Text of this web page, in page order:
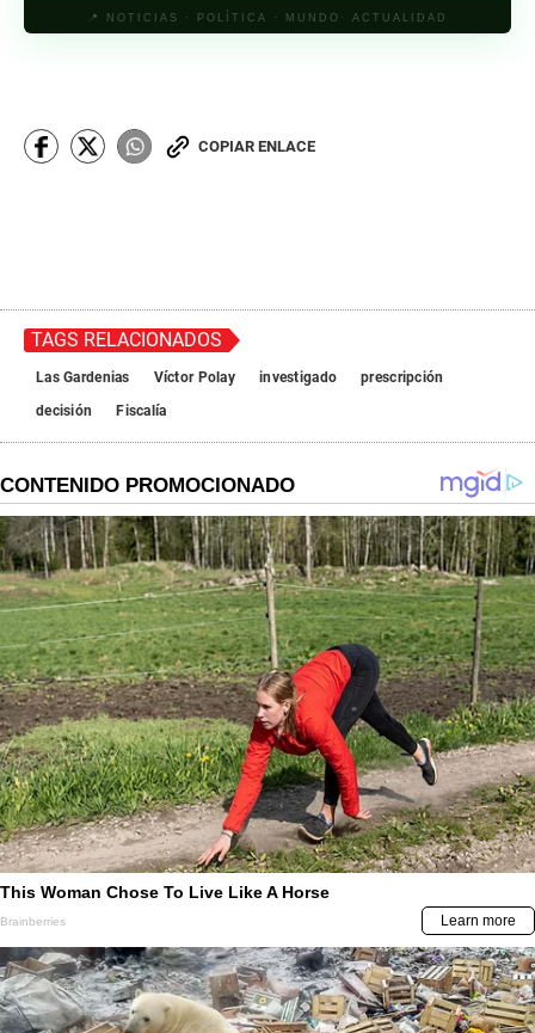
📍 NOTICIAS · POLÍTICA · MUNDO· ACTUALIDAD
COPIAR ENLACE
TAGS RELACIONADOS
Las Gardenias Víctor Polay investigado
prescripción
decisión
Fiscalía